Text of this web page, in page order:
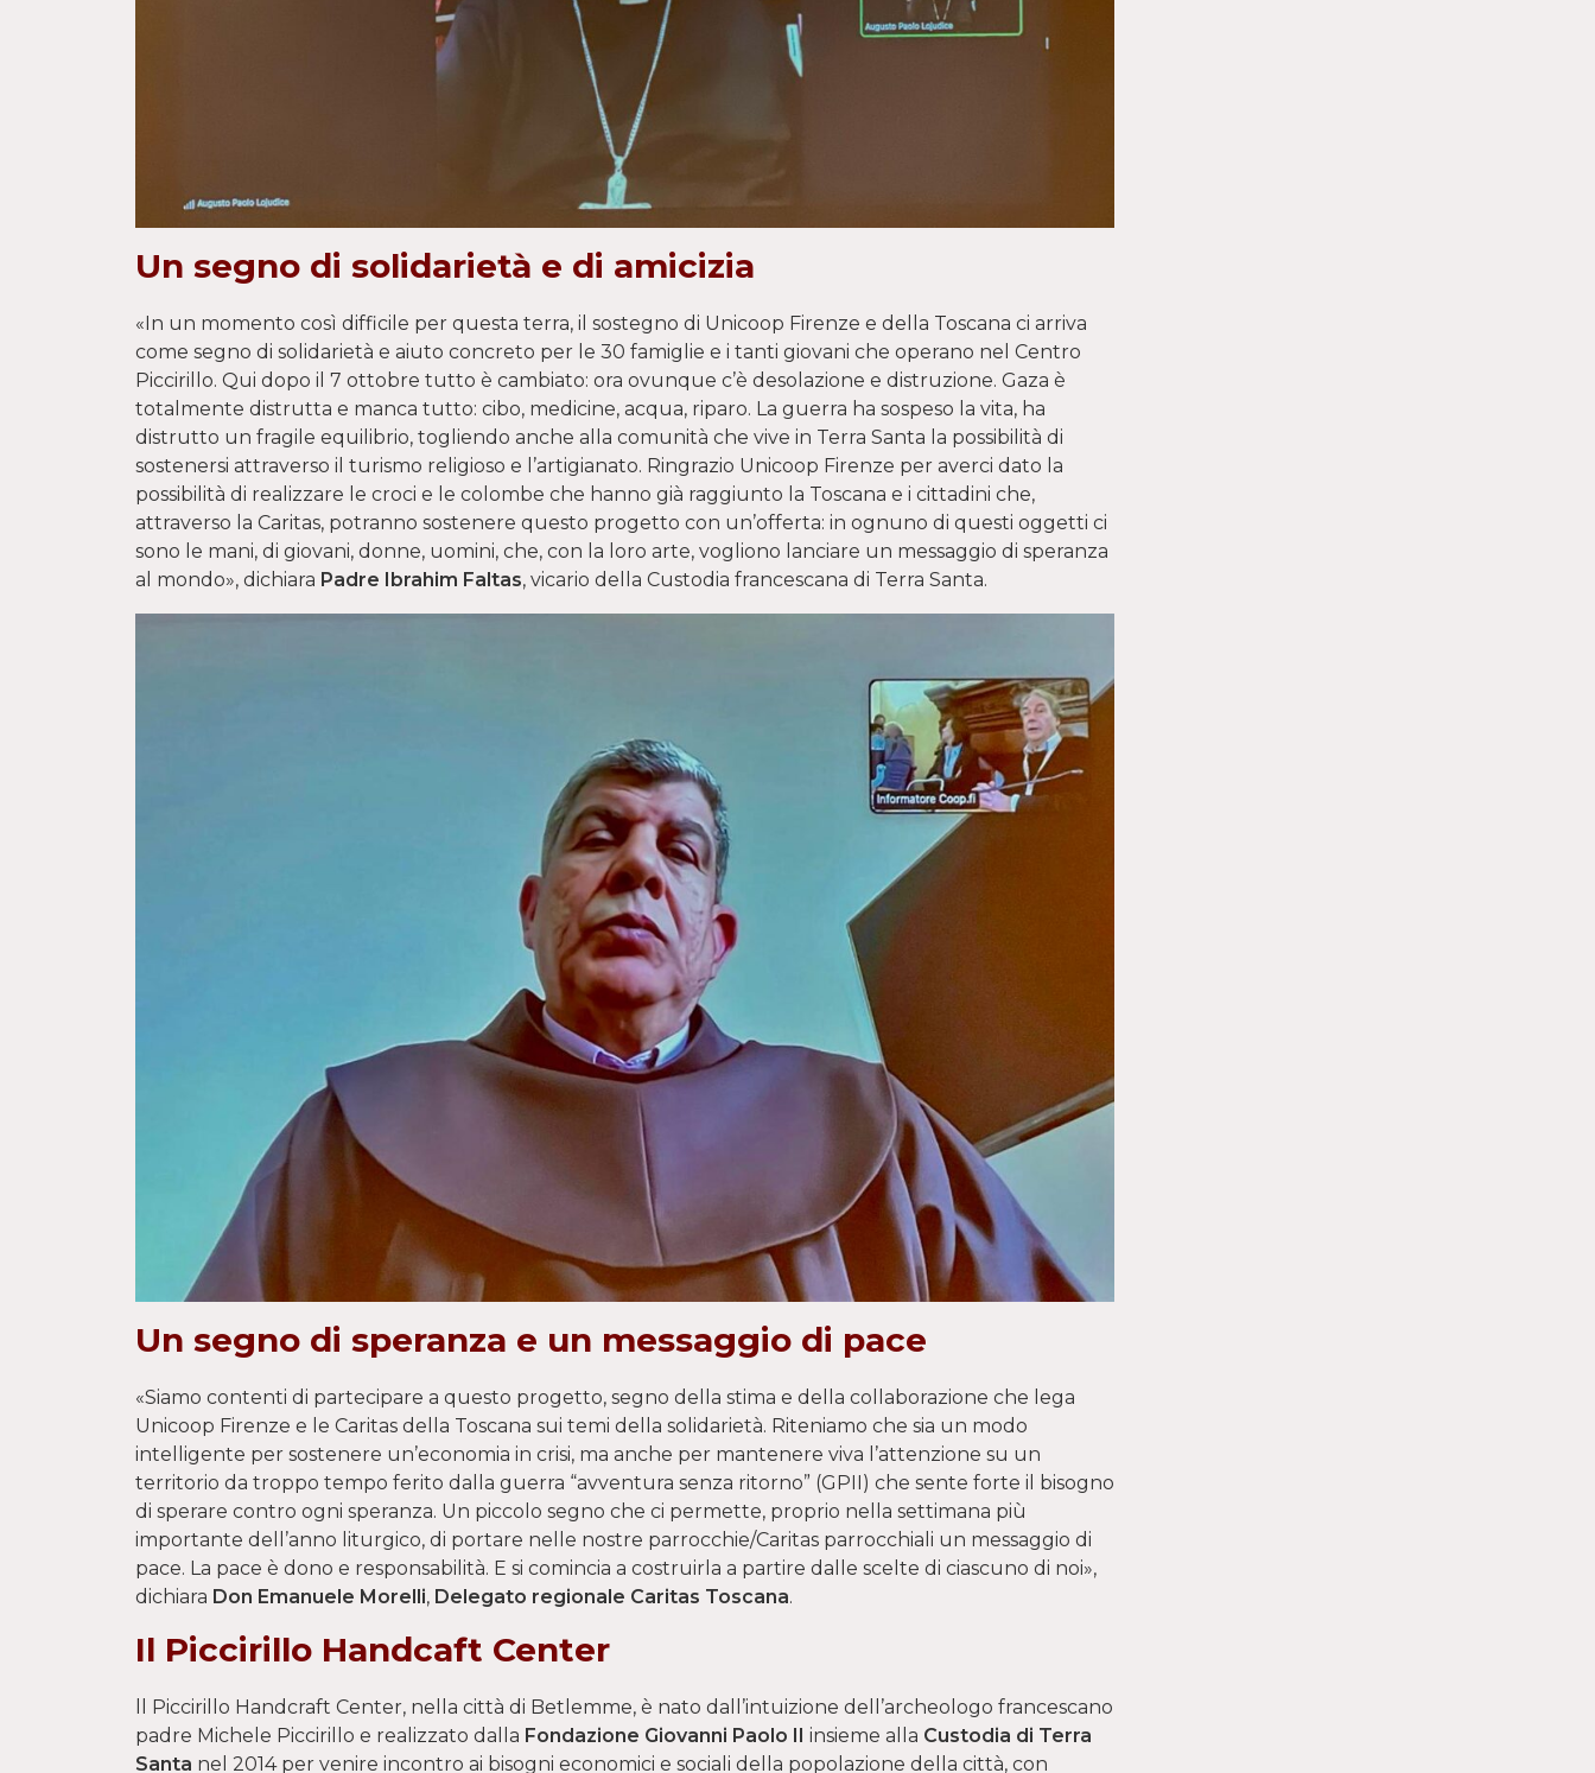
Un segno di solidarietà e di amicizia
«In un momento così difficile per questa terra, il sostegno di Unicoop Firenze e della Toscana ci arriva
come segno di solidarietà e aiuto concreto per le 30 famiglie e i tanti giovani che operano nel Centro
Piccirillo. Qui dopo il 7 ottobre tutto è cambiato: ora ovunque c’è desolazione e distruzione. Gaza è
totalmente distrutta e manca tutto: cibo, medicine, acqua, riparo. La guerra ha sospeso la vita, ha
distrutto un fragile equilibrio, togliendo anche alla comunità che vive in Terra Santa la possibilità di
sostenersi attraverso il turismo religioso e l’artigianato. Ringrazio Unicoop Firenze per averci dato la
possibilità di realizzare le croci e le colombe che hanno già raggiunto la Toscana e i cittadini che,
attraverso la Caritas, potranno sostenere questo progetto con un’offerta: in ognuno di questi oggetti ci
sono le mani, di giovani, donne, uomini, che, con la loro arte, vogliono lanciare un messaggio di speranza
al mondo», dichiara Padre Ibrahim Faltas, vicario della Custodia francescana di Terra Santa.
Un segno di speranza e un messaggio di pace
«Siamo contenti di partecipare a questo progetto, segno della stima e della collaborazione che lega
Unicoop Firenze e le Caritas della Toscana sui temi della solidarietà. Riteniamo che sia un modo
intelligente per sostenere un’economia in crisi, ma anche per mantenere viva l’attenzione su un
territorio da troppo tempo ferito dalla guerra “avventura senza ritorno” (GPII) che sente forte il bisogno
di sperare contro ogni speranza. Un piccolo segno che ci permette, proprio nella settimana più
importante dell’anno liturgico, di portare nelle nostre parrocchie/Caritas parrocchiali un messaggio di
pace. La pace è dono e responsabilità. E si comincia a costruirla a partire dalle scelte di ciascuno di noi»,
dichiara Don Emanuele Morelli, Delegato regionale Caritas Toscana.
Il Piccirillo Handcaft Center
ll Piccirillo Handcraft Center, nella città di Betlemme, è nato dall’intuizione dell’archeologo francescano
padre Michele Piccirillo e realizzato dalla Fondazione Giovanni Paolo II insieme alla Custodia di Terra
Santa nel 2014 per venire incontro ai bisogni economici e sociali della popolazione della città, con